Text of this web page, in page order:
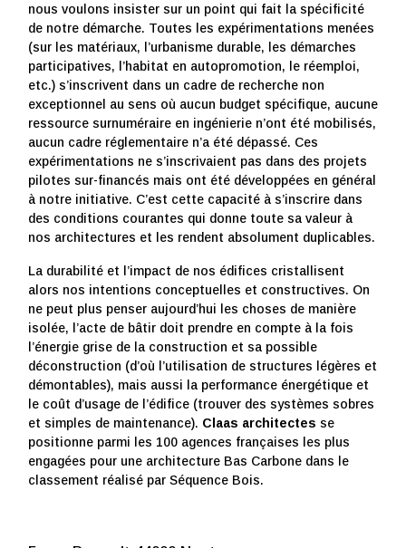
nous voulons insister sur un point qui fait la spécificité
de notre démarche. Toutes les expérimentations menées
(sur les matériaux, l’urbanisme durable, les démarches
participatives, l’habitat en autopromotion, le réemploi,
etc.) s’inscrivent dans un cadre de recherche non
exceptionnel au sens où aucun budget spécifique, aucune
ressource surnuméraire en ingénierie n’ont été mobilisés,
aucun cadre réglementaire n’a été dépassé. Ces
expérimentations ne s’inscrivaient pas dans des projets
pilotes sur-financés mais ont été développées en général
à notre initiative. C’est cette capacité à s’inscrire dans
des conditions courantes qui donne toute sa valeur à
nos architectures et les rendent absolument duplicables.
La durabilité et l’impact de nos édifices cristallisent
alors nos intentions conceptuelles et constructives. On
ne peut plus penser aujourd’hui les choses de manière
isolée, l’acte de bâtir doit prendre en compte à la fois
l’énergie grise de la construction et sa possible
déconstruction (d’où l’utilisation de structures légères et
démontables), mais aussi la performance énergétique et
le coût d’usage de l’édifice (trouver des systèmes sobres
et simples de maintenance). Claas architectes se
positionne parmi les 100 agences françaises les plus
engagées pour une architecture Bas Carbone dans le
classement réalisé par Séquence Bois.